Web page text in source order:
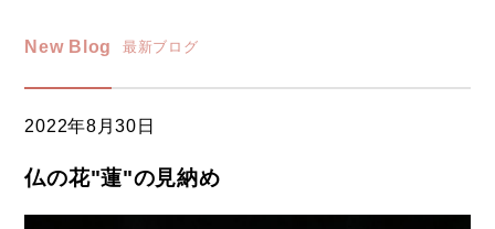
New Blog 最新ブログ
2022年8月30日
仏の花"蓮"の見納め